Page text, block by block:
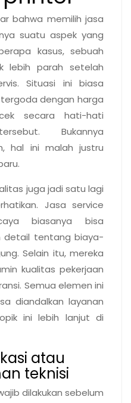
bahwa memilih jasa
suatu aspek yang
kasus, sebuah
lebih parah setelah
Situasi ini biasa
dengan harga
secara hati-hati
Bukannya
hal ini malah justru
juga jadi satu lagi
Jasa service
biasanya bisa
detail tentang biaya-
Selain itu, mereka
kualitas pekerjaan
Semua elemen ini
diandalkan layanan
ini lebih lanjut di
atau
teknisi
dilakukan sebelum